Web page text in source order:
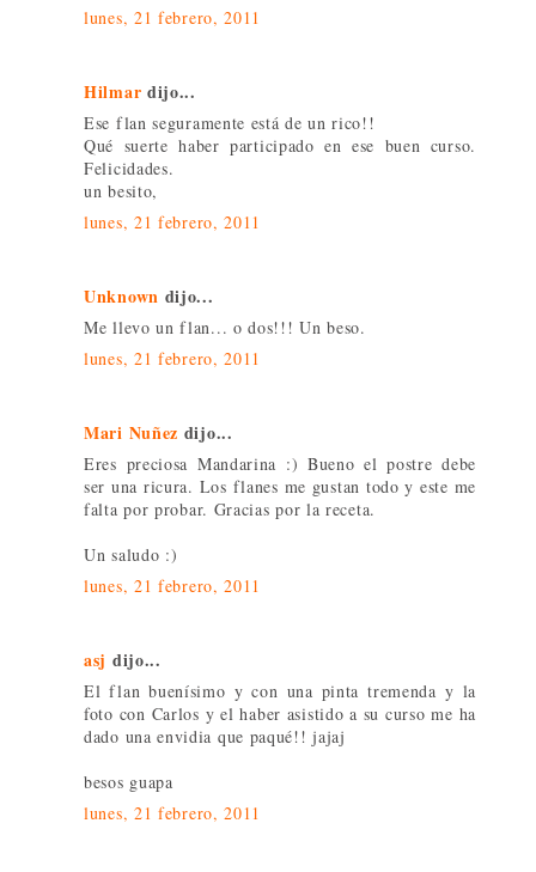
lunes, 21 febrero, 2011
Hilmar dijo...
Ese flan seguramente está de un rico!!
Qué suerte haber participado en ese buen curso.
Felicidades.
un besito,
lunes, 21 febrero, 2011
Unknown dijo...
Me llevo un flan... o dos!!! Un beso.
lunes, 21 febrero, 2011
Mari Nuñez dijo...
Eres preciosa Mandarina :) Bueno el postre debe
ser una ricura. Los flanes me gustan todo y este me
falta por probar. Gracias por la receta.
Un saludo :)
lunes, 21 febrero, 2011
asj dijo...
El flan buenísimo y con una pinta tremenda y la
foto con Carlos y el haber asistido a su curso me ha
dado una envidia que paqué!! jajaj
besos guapa
lunes, 21 febrero, 2011